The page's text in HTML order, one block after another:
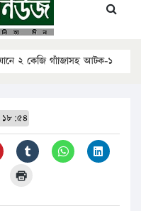
২ কেজি গাাঁজাসহ আটক-১
১৮:৫৪